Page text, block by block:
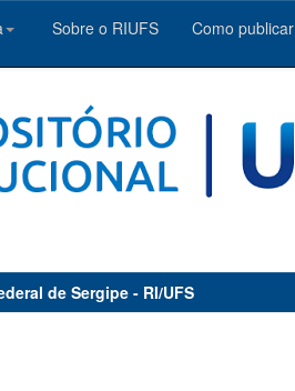
Sobre o RIUFS Como publicar
de Sergipe - RI/UFS